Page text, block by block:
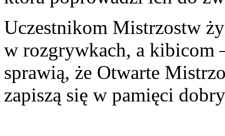
Uczestnikom Mistrzostw
w rozgrywkach, a kibicom
sprawią, że Otwarte
zapiszą się w pamięci